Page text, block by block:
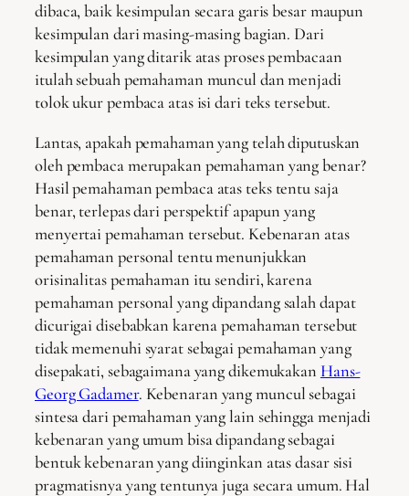
dibaca, baik kesimpulan secara garis besar maupun
kesimpulan dari masing-masing bagian. Dari
kesimpulan yang ditarik atas proses pembacaan
itulah sebuah pemahaman muncul dan menjadi
tolok ukur pembaca atas isi dari teks tersebut.
Lantas, apakah pemahaman yang telah diputuskan
oleh pembaca merupakan pemahaman yang benar?
Hasil pemahaman pembaca atas teks tentu saja
benar, terlepas dari perspektif apapun yang
menyertai pemahaman tersebut. Kebenaran atas
pemahaman personal tentu menunjukkan
orisinalitas pemahaman itu sendiri, karena
pemahaman personal yang dipandang salah dapat
dicurigai disebabkan karena pemahaman tersebut
tidak memenuhi syarat sebagai pemahaman yang
disepakati, sebagaimana yang dikemukakan Hans-
Georg Gadamer. Kebenaran yang muncul sebagai
sintesa dari pemahaman yang lain sehingga menjadi
kebenaran yang umum bisa dipandang sebagai
bentuk kebenaran yang diinginkan atas dasar sisi
pragmatisnya yang tentunya juga secara umum. Hal